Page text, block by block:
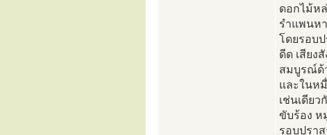
ดอกไม้ห
รำแพนห
โดยรอบป
ดีด เสียง
สมบูรณ์ด้
และในห
เช่นเดีย
ขับร้อง ห
รอบปรา